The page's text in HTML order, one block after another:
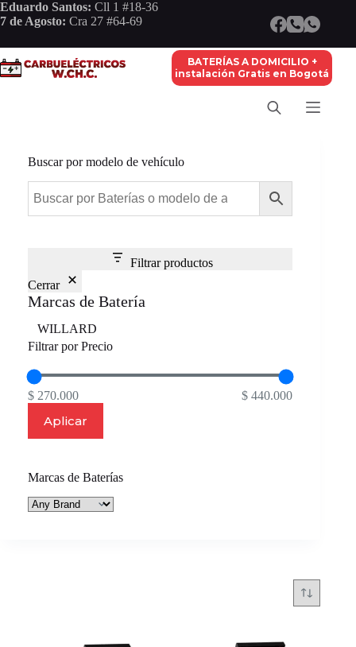
Saltar
al
Eduardo Santos: Cll 1 #18-36
7 de Agosto: Cra 27 #64-69
BATERÍAS A DOMICILIO +
instalación Gratis en Bogotá
Buscar por modelo de vehículo
Filtrar productos
Cerrar
Marcas de Batería
Marca
WILLARD
Filtrar por Precio
$ 270.000 $ 440.000
Aplicar
Marcas de Baterías